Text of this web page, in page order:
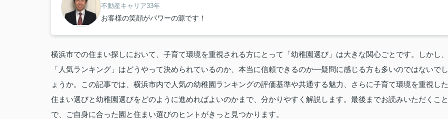
不動産キャリア33年
お客様の笑顔がパワーの源です！
横浜市での住まい探しにおいて、子育て環境を重視される方にとって「幼稚園選び」は大きな関心ごとです。しかし、
「人気ランキング」はどうやって決められているのか、本当に信頼できるのか―疑問に感じる方も多いのではないでし
ょうか。この記事では、横浜市内で人気の幼稚園ランキングの評価基準や共通する魅力、さらに子育て環境を重視した
住まい選びと幼稚園選びをどのように進めればよいのかまで、分かりやすく解説します。最後までお読みいただくこと
で、ご自身に合った園と住まい選びのヒントがきっと見つかります。